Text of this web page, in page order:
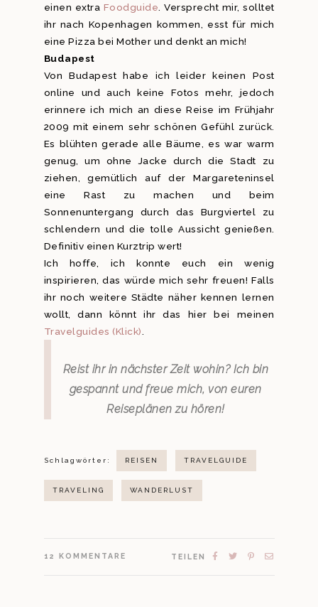
einen extra Foodguide . Versprecht mir, solltet
ihr nach Kopenhagen kommen, esst für mich
eine Pizza bei Mother und denkt an mich!
Budapest
Von Budapest habe ich leider keinen Post
online und auch keine Fotos mehr, jedoch
erinnere ich mich an diese Reise im Frühjahr
2009 mit einem sehr schönen Gefühl zurück.
Es blühten gerade alle Bäume, es war warm
genug, um ohne Jacke durch die Stadt zu
ziehen, gemütlich auf der Margareteninsel
eine Rast zu machen und beim
Sonnenuntergang durch das Burgviertel zu
schlendern und die tolle Aussicht genießen.
Definitiv einen Kurztrip wert!
Ich hoffe, ich konnte euch ein wenig
inspirieren, das würde mich sehr freuen! Falls
ihr noch weitere Städte näher kennen lernen
wollt, dann könnt ihr das hier bei meinen
Travelguides (Klick)
Reist ihr in nächster Zeit wohin? Ich bin
gespannt und freue mich, von euren
Reiseplänen zu hören!
Schlagwörter: REISEN TRAVELGUIDE
TRAVELING WANDERLUST
12 KOMMENTARE TEILEN